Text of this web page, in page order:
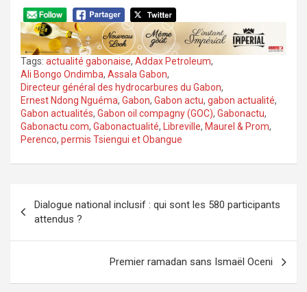
Tags: actualité gabonaise, Addax Petroleum,
Ali Bongo Ondimba, Assala Gabon,
Directeur général des hydrocarbures du Gabon,
Ernest Ndong Nguéma, Gabon, Gabon actu, gabon actualité,
Gabon actualités, Gabon oil compagny (GOC), Gabonactu,
Gabonactu.com, Gabonactualité, Libreville, Maurel & Prom,
Perenco, permis Tsiengui et Obangue
de
l’article
Dialogue national inclusif : qui sont les 580 participants
attendus ?
Premier ramadan sans Ismaël Oceni